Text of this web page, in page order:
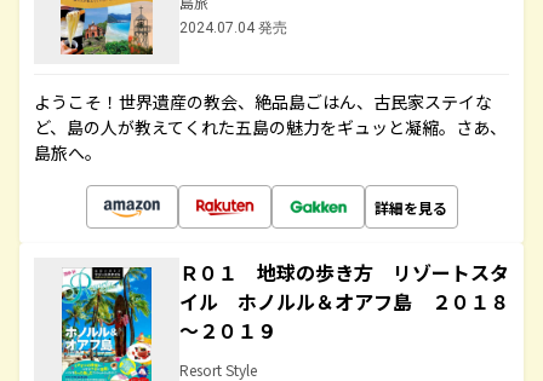
2024.07.04 発売
ようこそ！世界遺産の教会、絶品島ごはん、古民家ステイな
ど、島の人が教えてくれた五島の魅力をギュッと凝縮。さあ、
島旅へ。
詳細を見る
Ｒ０１ 地球の歩き方 リゾートスタ
イル ホノルル＆オアフ島 ２０１８
～２０１９
Resort Style